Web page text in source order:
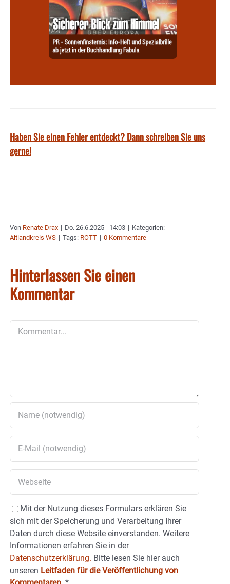
Haben Sie einen Fehler entdeckt? Dann schreiben Sie uns
gerne!
Von Renate Drax | Do. 26.6.2025 - 14:03 | Kategorien:
Altlandkreis WS | Tags: ROTT | 0 Kommentare
Hinterlassen Sie einen
Kommentar
Mit der Nutzung dieses Formulars erklären Sie
sich mit der Speicherung und Verarbeitung Ihrer
Daten durch diese Website einverstanden. Weitere
Informationen erfahren Sie in der
Datenschutzerklärung. Bitte lesen Sie hier auch
unseren Leitfaden für die Veröffentlichung von